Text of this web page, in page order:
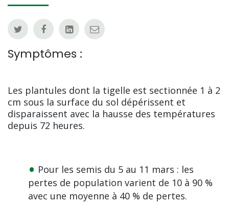
Symptômes :
Les plantules dont la tigelle est sectionnée 1 à 2
cm sous la surface du sol dépérissent et
disparaissent avec la hausse des températures
depuis 72 heures.
Pour les semis du 5 au 11 mars : les
pertes de population varient de 10 à 90 %
avec une moyenne à 40 % de pertes.